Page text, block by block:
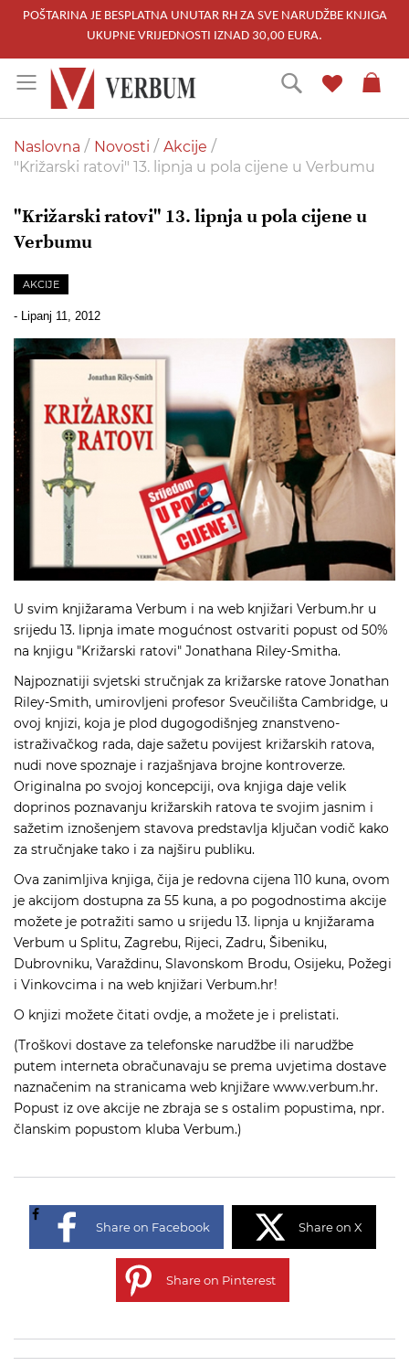
POŠTARINA JE BESPLATNA UNUTAR RH ZA SVE NARUDŽBE KNJIGA
UKUPNE VRIJEDNOSTI IZNAD 30,00 EURA.
to
Content
Traži
Naslovna Novosti
Akcije
"Križarski ratovi" 13. lipnja u pola cijene u Verbumu
"Križarski ratovi" 13. lipnja u pola cijene u
Verbumu
AKCIJE
- Lipanj 11, 2012
U svim knjižarama Verbum i na web knjižari Verbum.hr u
srijedu 13. lipnja imate mogućnost ostvariti popust od 50%
na knjigu "Križarski ratovi" Jonathana Riley-Smitha.
Najpoznatiji svjetski stručnjak za križarske ratove Jonathan
Riley-Smith, umirovljeni profesor Sveučilišta Cambridge, u
ovoj knjizi, koja je plod dugogodišnjeg znanstveno-
istraživačkog rada, daje sažetu povijest križarskih ratova,
nudi nove spoznaje i razjašnjava brojne kontroverze.
Originalna po svojoj koncepciji, ova knjiga daje velik
doprinos poznavanju križarskih ratova te svojim jasnim i
sažetim iznošenjem stavova predstavlja ključan vodič kako
za stručnjake tako i za najširu publiku.
Ova zanimljiva knjiga, čija je redovna cijena 110 kuna, ovom
je akcijom dostupna za 55 kuna, a po pogodnostima akcije
možete je potražiti samo u srijedu 13. lipnja u knjižarama
Verbum u Splitu, Zagrebu, Rijeci, Zadru, Šibeniku,
Dubrovniku, Varaždinu, Slavonskom Brodu, Osijeku, Požegi
i Vinkovcima i na web knjižari Verbum.hr!
O knjizi možete čitati ovdje, a možete je i prelistati.
(Troškovi dostave za telefonske narudžbe ili narudžbe
putem interneta obračunavaju se prema uvjetima dostave
naznačenim na stranicama web knjižare www.verbum.hr.
Popust iz ove akcije ne zbraja se s ostalim popustima, npr.
članskim popustom kluba Verbum.)
Share on Facebook Share on X
Share on Pinterest